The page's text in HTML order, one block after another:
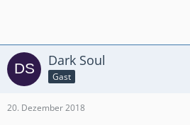
Dark Soul
Gast
20. Dezember 2018